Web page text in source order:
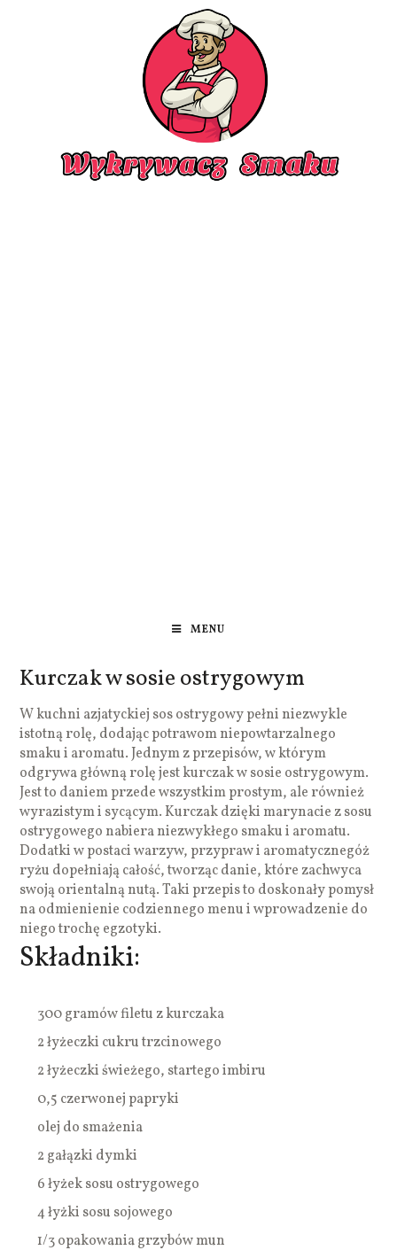
MENU
Kurczak w sosie ostrygowym
W kuchni azjatyckiej sos ostrygowy pełni niezwykle
istotną rolę, dodając potrawom niepowtarzalnego
smaku i aromatu. Jednym z przepisów, w którym
odgrywa główną rolę jest kurczak w sosie ostrygowym.
Jest to daniem przede wszystkim prostym, ale również
wyrazistym i sycącym. Kurczak dzięki marynacie z sosu
ostrygowego nabiera niezwykłego smaku i aromatu.
Dodatki w postaci warzyw, przypraw i aromatycznegóż
ryżu dopełniają całość, tworząc danie, które zachwyca
swoją orientalną nutą. Taki przepis to doskonały pomysł
na odmienienie codziennego menu i wprowadzenie do
niego trochę egzotyki.
Składniki:
300 gramów filetu z kurczaka
2 łyżeczki cukru trzcinowego
2 łyżeczki świeżego, startego imbiru
0,5 czerwonej papryki
olej do smażenia
2 gałązki dymki
6 łyżek sosu ostrygowego
4 łyżki sosu sojowego
1/3 opakowania grzybów mun